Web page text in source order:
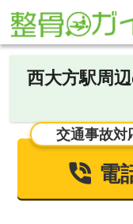
西大方駅周
交通事故対
電